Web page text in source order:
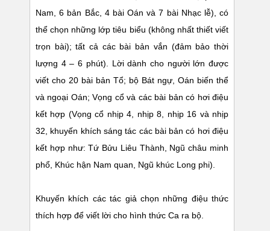
Nam, 6 bản Bắc, 4 bài Oán và 7 bài Nhạc lễ), có
thể chọn những lớp tiêu biểu (không nhất thiết viết
trọn bài); tất cả các bài bản vắn (đảm bảo thời
lượng 4 – 6 phút). Lời dành cho người lớn được
viết cho 20 bài bản Tổ; bộ Bát ngự, Oán biến thể
và ngoại Oán; Vọng cổ và các bài bản có hơi điệu
kết hợp (Vọng cổ nhịp 4, nhịp 8, nhịp 16 và nhịp
32, khuyến khích sáng tác các bài bản có hơi điệu
kết hợp như: Tứ Bửu Liêu Thành, Ngũ châu minh
phổ, Khúc hận Nam quan, Ngũ khúc Long phi).
Khuyến khích các tác giả chọn những điệu thức
thích hợp để viết lời cho hình thức Ca ra bộ.